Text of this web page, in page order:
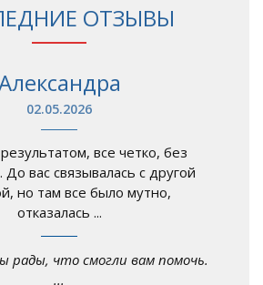
ОТЗЫВЫ
02.05.2026
все четко, без
До вас связывалась с другой
но там все было мутно,
отказалась ...
рады, что смогли вам помочь.
...